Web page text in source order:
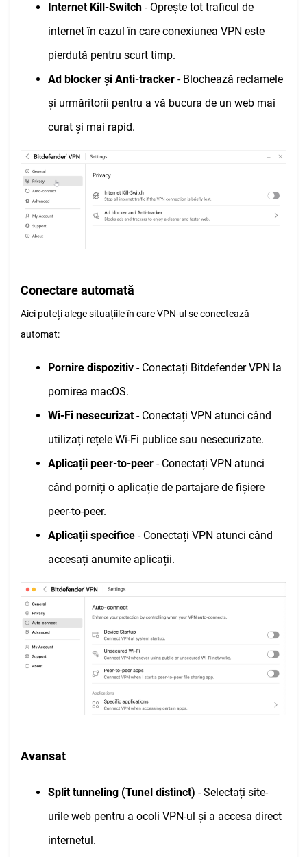
Internet Kill-Switch - Oprește tot traficul de
internet în cazul în care conexiunea VPN este
pierdută pentru scurt timp.
Ad blocker și Anti-tracker - Blochează reclamele
și urmăritorii pentru a vă bucura de un web mai
curat și mai rapid.
Conectare automată
Aici puteți alege situațiile în care VPN-ul se conectează
automat:
Pornire dispozitiv - Conectați Bitdefender VPN la
pornirea macOS.
Wi-Fi nesecurizat- Conectați VPN atunci când
utilizați rețele Wi-Fi publice sau nesecurizate.
Aplicații peer-to-peer - Conectați VPN atunci
când porniți o aplicație de partajare de fișiere
peer-to-peer.
Aplicații specifice - Conectați VPN atunci când
accesați anumite aplicații.
Avansat
Split tunneling (Tunel distinct) - Selectați site-
urile web pentru a ocoli VPN-ul și a accesa direct
internetul.